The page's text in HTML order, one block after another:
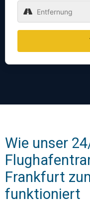
Wie unser
Frankfurt
funktioniert